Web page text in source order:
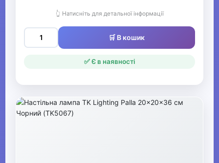
👆 Натисніть для детальної інформації
🛒 В кошик
✅ Є в наявності